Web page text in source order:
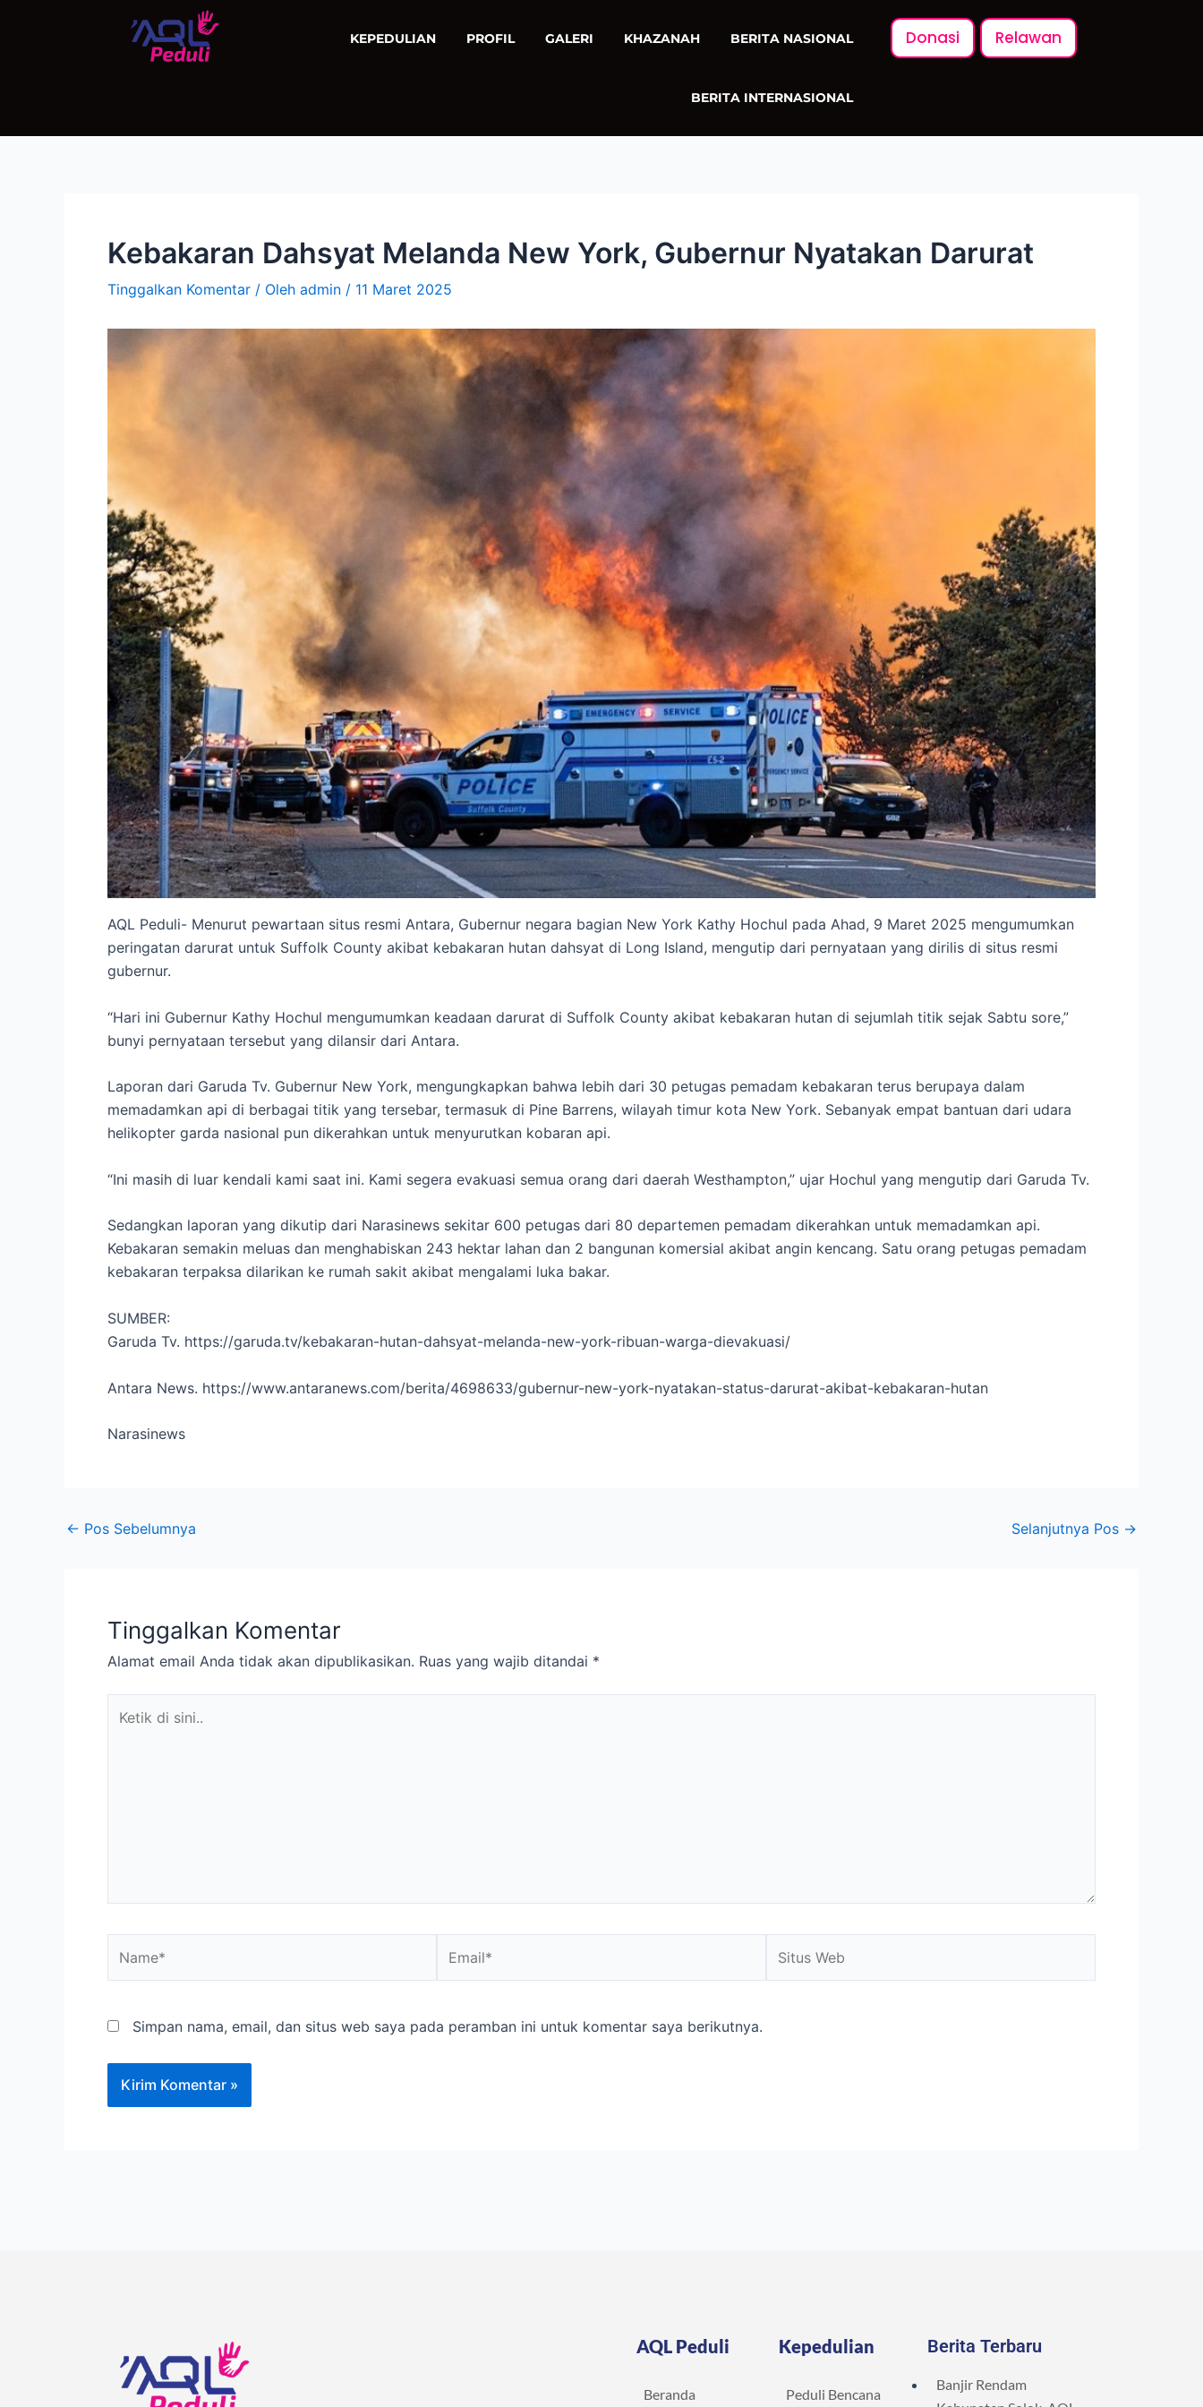
KEPEDULIAN PROFIL GALERI KHAZANAH BERITA NASIONAL
BERITA INTERNASIONAL
Donasi Relawan
Kebakaran Dahsyat Melanda New York, Gubernur Nyatakan Darurat
Tinggalkan Komentar / Oleh admin / 11 Maret 2025
AQL Peduli- Menurut pewartaan situs resmi Antara, Gubernur negara bagian New York Kathy Hochul pada Ahad, 9 Maret 2025 mengumumkan
peringatan darurat untuk Suffolk County akibat kebakaran hutan dahsyat di Long Island, mengutip dari pernyataan yang dirilis di situs resmi
gubernur.
“Hari ini Gubernur Kathy Hochul mengumumkan keadaan darurat di Suffolk County akibat kebakaran hutan di sejumlah titik sejak Sabtu sore,”
bunyi pernyataan tersebut yang dilansir dari Antara.
Laporan dari Garuda Tv. Gubernur New York, mengungkapkan bahwa lebih dari 30 petugas pemadam kebakaran terus berupaya dalam
memadamkan api di berbagai titik yang tersebar, termasuk di Pine Barrens, wilayah timur kota New York. Sebanyak empat bantuan dari udara
helikopter garda nasional pun dikerahkan untuk menyurutkan kobaran api.
“Ini masih di luar kendali kami saat ini. Kami segera evakuasi semua orang dari daerah Westhampton,” ujar Hochul yang mengutip dari Garuda Tv.
Sedangkan laporan yang dikutip dari Narasinews sekitar 600 petugas dari 80 departemen pemadam dikerahkan untuk memadamkan api.
Kebakaran semakin meluas dan menghabiskan 243 hektar lahan dan 2 bangunan komersial akibat angin kencang. Satu orang petugas pemadam
kebakaran terpaksa dilarikan ke rumah sakit akibat mengalami luka bakar.
SUMBER:
Garuda Tv. https://garuda.tv/kebakaran-hutan-dahsyat-melanda-new-york-ribuan-warga-dievakuasi/
Antara News. https://www.antaranews.com/berita/4698633/gubernur-new-york-nyatakan-status-darurat-akibat-kebakaran-hutan
Narasinews
← Pos Sebelumnya Selanjutnya Pos →
Tinggalkan Komentar
Alamat email Anda tidak akan dipublikasikan. Ruas yang wajib ditandai *
Web
Simpan nama, email, dan situs web saya pada peramban ini untuk komentar saya berikutnya.
AQL Peduli
Beranda
Kepedulian
Peduli Bencana
Berita Terbaru
Banjir Rendam